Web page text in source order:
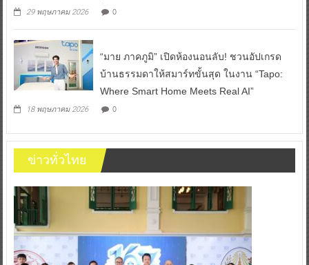
29 พฤษภาคม 2026 0
“มาย ภาคภูมิ” เปิดห้องนอนลับ! ชวนอัปเกรด
บ้านธรรมดาให้สมาร์ทขั้นสุด ในงาน “Tapo:
Where Smart Home Meets Real AI”
18 พฤษภาคม 2026 0
ข่าวทั่วไทย